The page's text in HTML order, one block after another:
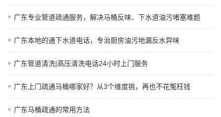
广东专业管道疏通服务，解决马桶反味、下水道油污堵塞难题
广东本地的通下水道电话，专治厨房油污地漏反水异味
广东管道清洗|高压清洗电话24小时上门服务
广东上门疏通马桶哪家好？从3个维度挑，再也不花冤枉钱
广东马桶疏通的常用方法